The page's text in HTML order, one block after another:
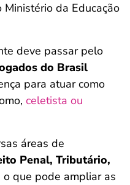
da Educação
deve passar pelo
do Brasil
para atuar como
celetista ou
áreas de
Penal, Tributário,
o que pode ampliar as